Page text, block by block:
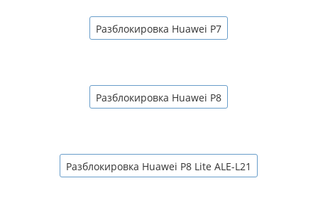
Разблокировка Huawei P7
Разблокировка Huawei P8
Разблокировка Huawei P8 Lite ALE-L21